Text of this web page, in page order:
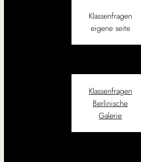
Klassenfragen
eigene seite
Klassenfragen
Berlinische
Galerie